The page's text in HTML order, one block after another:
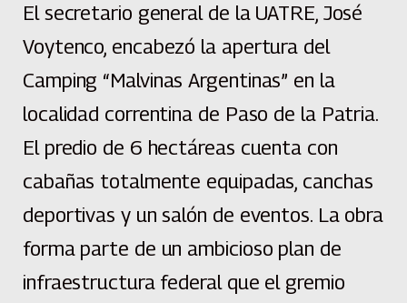
El secretario general de la UATRE, José
Voytenco, encabezó la apertura del
Camping “Malvinas Argentinas” en la
localidad correntina de Paso de la Patria.
El predio de 6 hectáreas cuenta con
cabañas totalmente equipadas, canchas
deportivas y un salón de eventos. La obra
forma parte de un ambicioso plan de
infraestructura federal que el gremio